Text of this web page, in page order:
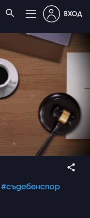
ВХОД
#съдебенспор